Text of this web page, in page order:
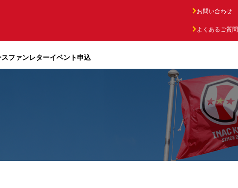
ファンレターイベント申込
お問い合わせ
よくあるご質問